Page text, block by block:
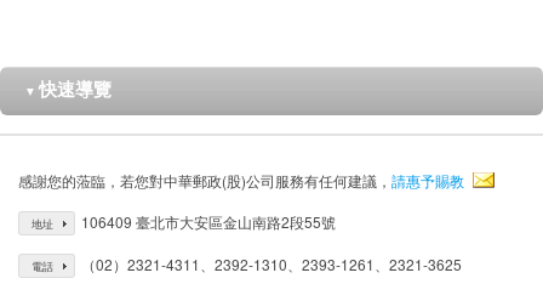
▼ 快速導覽
感謝您的蒞臨，若您對中華郵政(股)公司服務有任何建議， 請惠予賜教
地址 106409 臺北市大安區金山南路2段55號
電話 （02）2321-4311、2392-1310、2393-1261、2321-3625